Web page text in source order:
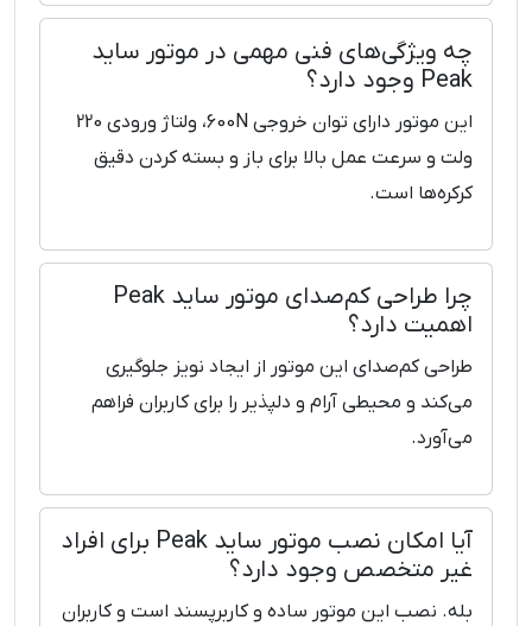
چه ویژگی‌های فنی مهمی در موتور ساید
Peak وجود دارد؟
این موتور دارای توان خروجی 600N، ولتاژ ورودی 220
ولت و سرعت عمل بالا برای باز و بسته کردن دقیق
کرکره‌ها است.
چرا طراحی کم‌صدای موتور ساید Peak
اهمیت دارد؟
طراحی کم‌صدای این موتور از ایجاد نویز جلوگیری
می‌کند و محیطی آرام و دلپذیر را برای کاربران فراهم
می‌آورد.
آیا امکان نصب موتور ساید Peak برای افراد
غیر متخصص وجود دارد؟
بله. نصب این موتور ساده و کاربرپسند است و کاربران